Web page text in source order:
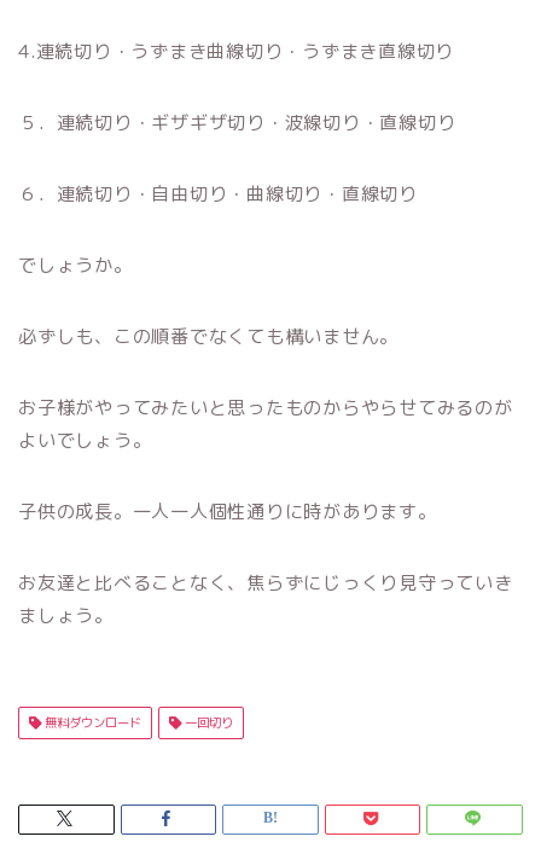
4.連続切り・うずまき曲線切り・うずまき直線切り
５．連続切り・ギザギザ切り・波線切り・直線切り
６．連続切り・自由切り・曲線切り・直線切り
でしょうか。
必ずしも、この順番でなくても構いません。
お子様がやってみたいと思ったものからやらせてみるのが
よいでしょう。
子供の成長。一人一人個性通りに時があります。
お友達と比べることなく、焦らずにじっくり見守っていき
ましょう。
無料ダウンロード 一回切り